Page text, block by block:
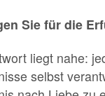
Sie für die
liegt nahe:
selbst